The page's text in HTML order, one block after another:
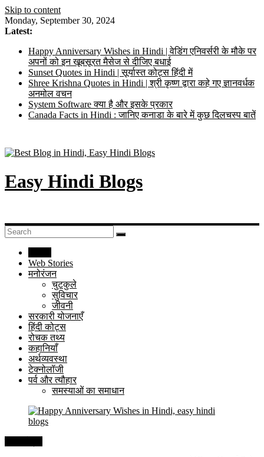
Skip to content
Monday, September 30, 2024
Latest:
Happy Anniversary Wishes in Hindi | वेडिंग एनिवर्सरी के मौके पर
अपनों को इन खूबसूरत मैसेज से दीजिए बधाई
Sunset Quotes in Hindi | सूर्यास्त कोट्स हिंदी में
Shree Krishna Quotes in Hindi | श्री कृष्ण द्वारा कहे गए ज्ञानवर्धक
अनमोल वचन
System Software क्या है और इसके प्रकार
Canada Facts in Hindi : जानिए कनाडा के बारे में कुछ दिलचस्प बातें
Easy Hindi Blogs
Web Stories
मनोरंजन
चुटकुले
सुविचार
जीवनी
सरकारी योजनाएँ
हिंदी कोट्स
रोचक तथ्य
कहानियाँ
अर्थव्यवस्था
टेक्नोलॉजी
पर्व और त्यौहार
समस्याओं का समाधान